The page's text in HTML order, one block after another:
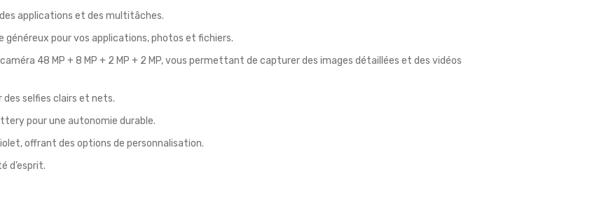
applications et des multitâches.
généreux pour vos applications, photos et fichiers.
48 MP + 8 MP + 2 MP + 2 MP, vous permettant de capturer des images détaillées et des vidéos
des selfies clairs et nets.
pour une autonomie durable.
offrant des options de personnalisation.
d’esprit.